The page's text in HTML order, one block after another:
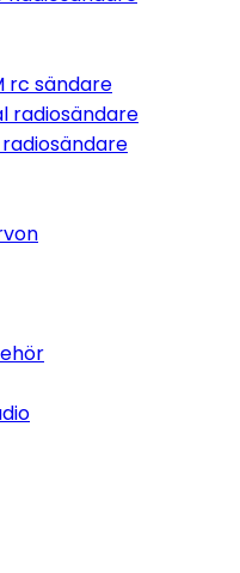
rc sändare
radiosändare